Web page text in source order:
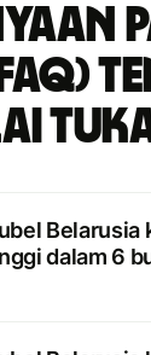
Belarusia
dalam 6